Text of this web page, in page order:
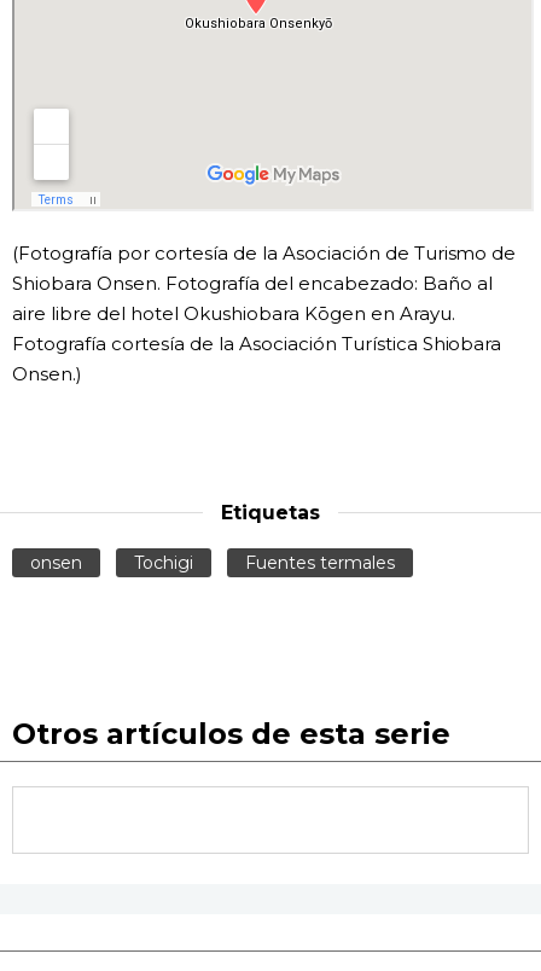
(Fotografía por cortesía de la Asociación de Turismo de
Shiobara Onsen. Fotografía del encabezado: Baño al
aire libre del hotel Okushiobara Kōgen en Arayu.
Fotografía cortesía de la Asociación Turística Shiobara
Onsen.)
Etiquetas
onsen Tochigi Fuentes termales
Otros artículos de esta serie